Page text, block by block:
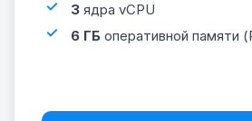
3 ядра vCPU
6 ГБ оперативной памяти